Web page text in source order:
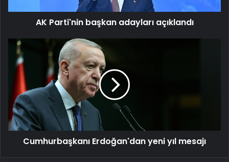
AK Parti'nin başkan adayları açıklandı
Cumhurbaşkanı
Erdoğan'dan
yeni
mesajı
Cumhurbaşkanı Erdoğan'dan yeni yıl mesajı